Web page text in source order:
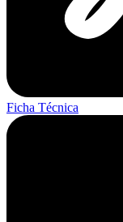
Ficha Técnica